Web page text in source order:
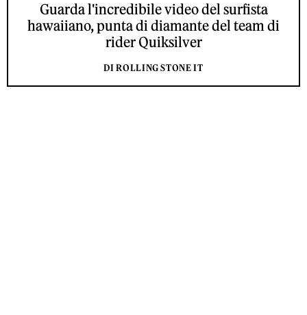
Guarda l'incredibile video del surfista
hawaiiano, punta di diamante del team di
rider Quiksilver
DI ROLLING STONE IT